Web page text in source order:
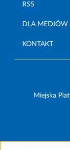
RSS
DLA MEDIÓW
KONTAKT
Miejska